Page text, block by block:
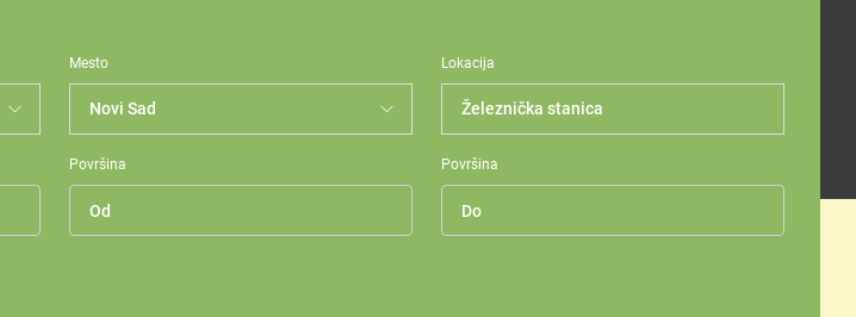
Mesto Lokacija
Železnička stanica
Površina Površina